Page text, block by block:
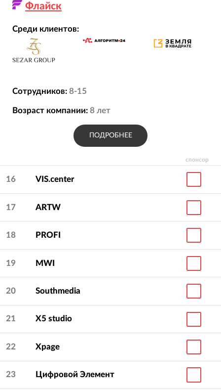
спонсор
Флайск
Среди клиентов:
Сотрудников: 8-15
Возраст компании: 8 лет
ПОДРОБНЕЕ
16 VIS.center
17 ARTW
18 PROFI
19 MWI
20 Southmedia
21 X5 studio
22 Xpage
23 Цифровой Элемент